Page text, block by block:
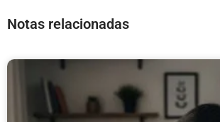
Notas relacionadas